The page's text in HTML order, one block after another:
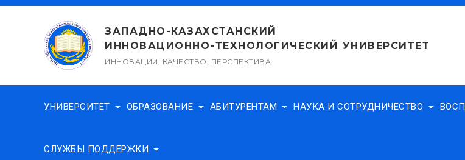
Перейти
содержимому
ЗАПАДНО-КАЗАХСТАНСКИЙ
ИННОВАЦИОННО-ТЕХНОЛОГИЧЕСКИЙ УНИВЕРСИТЕТ
ИННОВАЦИИ, КАЧЕСТВО, ПЕРСПЕКТИВА
УНИВЕРСИТЕТ ОБРАЗОВАНИЕ АБИТУРЕНТАМ НАУКА И СОТРУДНИЧЕСТВО
СЛУЖБЫ ПОДДЕРЖКИ